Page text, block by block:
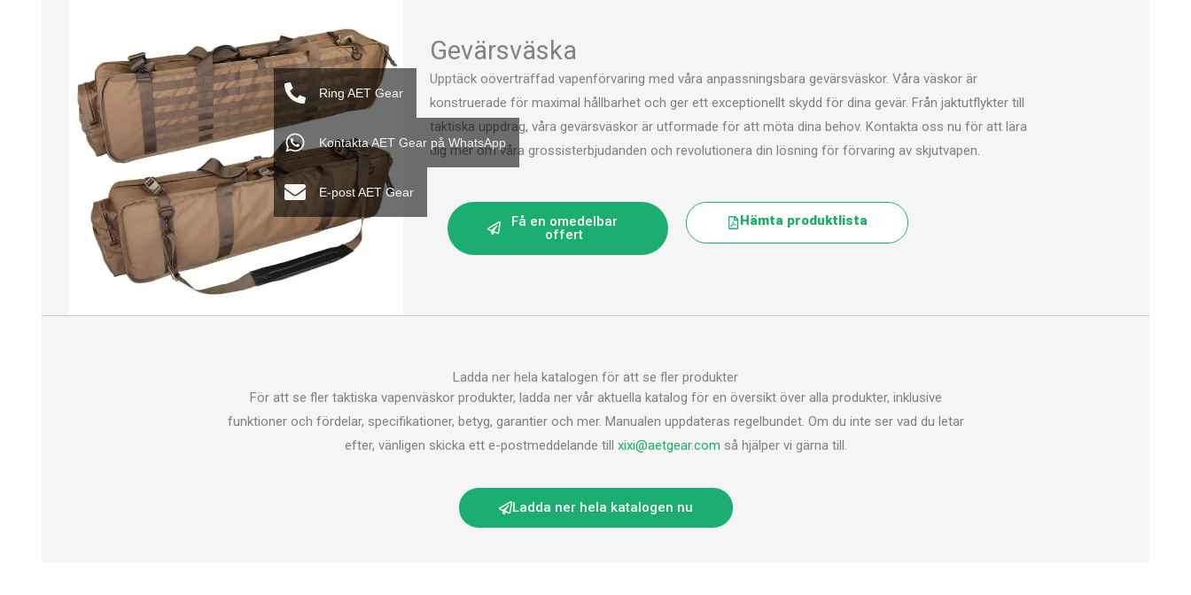
Gevärsväska
Upptäck oöverträffad vapenförvaring med våra anpassningsbara gevärsväskor. Våra väskor är
konstruerade för maximal hållbarhet och ger ett exceptionellt skydd för dina gevär. Från jaktutflykter till
taktiska uppdrag, våra gevärsväskor är utformade för att möta dina behov. Kontakta oss nu för att lära
dig mer om våra grossisterbjudanden och revolutionera din lösning för förvaring av skjutvapen.
Få en omedelbar
offert
Hämta produktlista
Ladda ner hela katalogen för att se fler produkter
För att se fler taktiska vapenväskor produkter, ladda ner vår aktuella katalog för en översikt över alla produkter, inklusive
funktioner och fördelar, specifikationer, betyg, garantier och mer. Manualen uppdateras regelbundet. Om du inte ser vad du letar
efter, vänligen skicka ett e-postmeddelande till xixi@aetgear.com så hjälper vi gärna till.
Ladda ner hela katalogen nu
Ring AET Gear
Kontakta AET Gear på WhatsApp
E-post AET Gear